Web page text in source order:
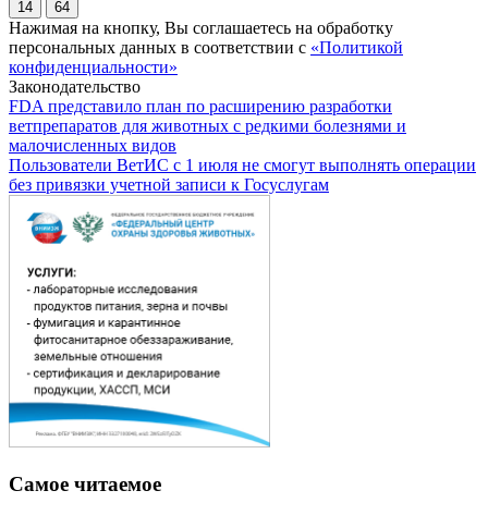
14 64
Нажимая на кнопку, Вы соглашаетесь на обработку
персональных данных в соответствии с «Политикой
конфиденциальности»
Законодательство
FDA представило план по расширению разработки
ветпрепаратов для животных с редкими болезнями и
малочисленных видов
Пользователи ВетИС с 1 июля не смогут выполнять операции
без привязки учетной записи к Госуслугам
Самое читаемое